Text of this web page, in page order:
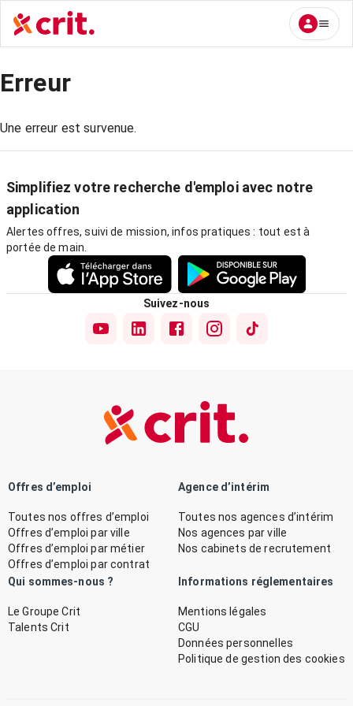
Erreur
Une erreur est survenue.
Simplifiez votre recherche d'emploi avec notre
application
Alertes offres, suivi de mission, infos pratiques : tout est à
portée de main.
Suivez-nous
Offres d’emploi
Toutes nos offres d’emploi
Offres d’emploi par ville
Offres d’emploi par métier
Offres d’emploi par contrat
Agence d’intérim
Toutes nos agences d’intérim
Nos agences par ville
Nos cabinets de recrutement
Qui sommes-nous ?
Le Groupe Crit
Talents Crit
Informations réglementaires
Mentions légales
CGU
Données personnelles
Politique de gestion des cookies